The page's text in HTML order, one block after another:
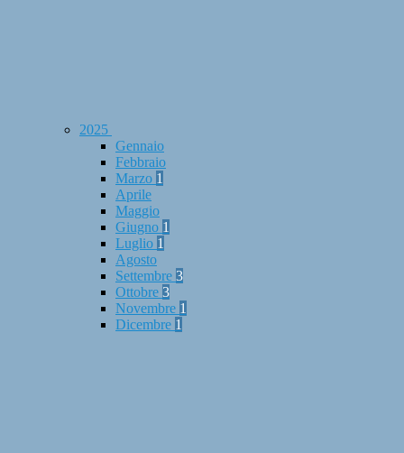
2025
Gennaio
Febbraio
Marzo 1
Aprile
Maggio
Giugno 1
Luglio 1
Agosto
Settembre 3
Ottobre 3
Novembre 1
Dicembre 1